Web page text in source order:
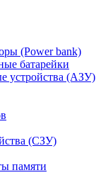
(Power bank)
батарейки
устройства (АЗУ)
(СЗУ)
памяти